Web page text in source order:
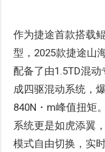
作为捷途首款搭载
型，2025款捷途山
配备了由1.5TD混
成四驱混动系统，
840N・m峰值扭矩
系统更是如虎添翼
模式自由切换，实